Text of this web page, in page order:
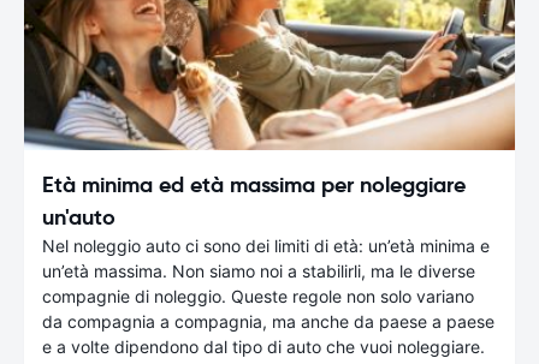
Età minima ed età massima per noleggiare
un'auto
Nel noleggio auto ci sono dei limiti di età: un’età minima e
un’età massima. Non siamo noi a stabilirli, ma le diverse
compagnie di noleggio. Queste regole non solo variano
da compagnia a compagnia, ma anche da paese a paese
e a volte dipendono dal tipo di auto che vuoi noleggiare.